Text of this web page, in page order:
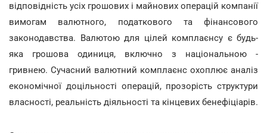
відповідність усіх грошових і майнових операцій компанії
вимогам валютного, податкового та фінансового
законодавства. Валютою для цілей комплаєнсу є будь-
яка грошова одиниця, включно з національною -
гривнею. Сучасний валютний комплаєнс охоплює аналіз
економічної доцільності операцій, прозорість структури
власності, реальність діяльності та кінцевих бенефіціарів.